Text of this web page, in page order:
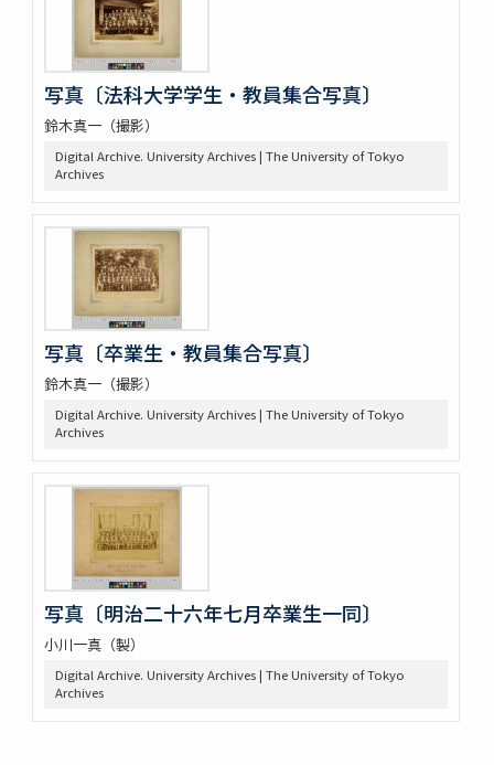
写真〔法科大学学生・教員集合写真〕
鈴木真一（撮影）
Digital Archive. University Archives | The University of Tokyo
Archives
写真〔卒業生・教員集合写真〕
鈴木真一（撮影）
Digital Archive. University Archives | The University of Tokyo
Archives
写真〔明治二十六年七月卒業生一同〕
小川一真（製）
Digital Archive. University Archives | The University of Tokyo
Archives